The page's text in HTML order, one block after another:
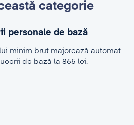
categorie
personale de bază
minim brut majorează automat
de bază la 865 lei.